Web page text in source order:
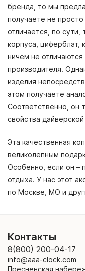
бренда, то мы
получаете не
отличается, по
корпуса, циферблат,
ничем не
производителя.
изделия
этом получаете
Соответственно, он
свойства
Эта качественная
великолепным
Особенно, если он –
отдыха. У нас этот
по Москве, МО и
Контакты
8(800) 200-04-17
info@aaa-clock.com
Пресненская